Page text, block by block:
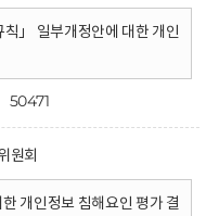
칙」 일부개정안에 대한 개인
50471
원회
개인정보 침해요인 평가 결